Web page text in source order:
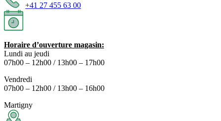
+41 27 455 63 00
Horaire d’ouverture magasin:
Lundi au jeudi
07h00 – 12h00 / 13h00 – 17h00
Vendredi
07h00 – 12h00 / 13h00 – 16h00
Martigny